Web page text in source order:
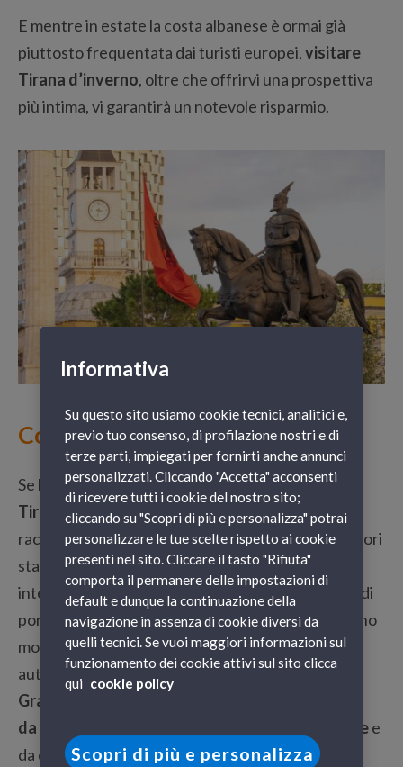
E mentre in estate la costa albanese è ormai già
piuttosto frequentata dai turisti europei,visitare
Tirana d’inverno, oltre che offrirvi una prospettiva
più intima, vi garantirà un notevole risparmio.
Come si arriva a Tirana
Se l’aereo è il mezzo più veloce perraggiungere
Tirana in inverno, il traghetto è quello più
raccomandabile. Oltre al vantaggio economico (fuori
stagione si trovano offerte particolarmente
interessanti), in questo modo avrete la possibilità di
portare con voi la vostra auto: in Albania non ci sono
molti collegamenti ferroviari e muovervi
autonomamente di certo vi faciliterà la vita. Con
Grandi Navi Veloci
Durazzo
da Bari
in partenza tutte le seree
da qui arrivare a Tirana con circa 40 minuti di
Informativa
Su questo sito usiamo cookie tecnici, analitici e,
previo tuo consenso, di profilazione nostri e di
terze parti, impiegati per fornirti anche annunci
personalizzati. Cliccando "Accetta" acconsenti
di ricevere tutti i cookie del nostro sito;
cliccando su "Scopri di più e personalizza" potrai
personalizzare le tue scelte rispetto ai cookie
presenti nel sito. Cliccare il tasto "Rifiuta"
comporta il permanere delle impostazioni di
default e dunque la continuazione della
navigazione in assenza di cookie diversi da
quelli tecnici. Se vuoi maggiori informazioni sul
funzionamento dei cookie attivi sul sito clicca
qui cookie policy
Scopri di più e personalizza